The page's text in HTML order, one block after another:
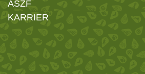
ÁSZF
KARRIER